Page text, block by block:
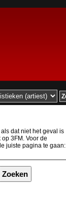
dat niet het geval is
3FM. Voor de
juiste pagina te gaan: